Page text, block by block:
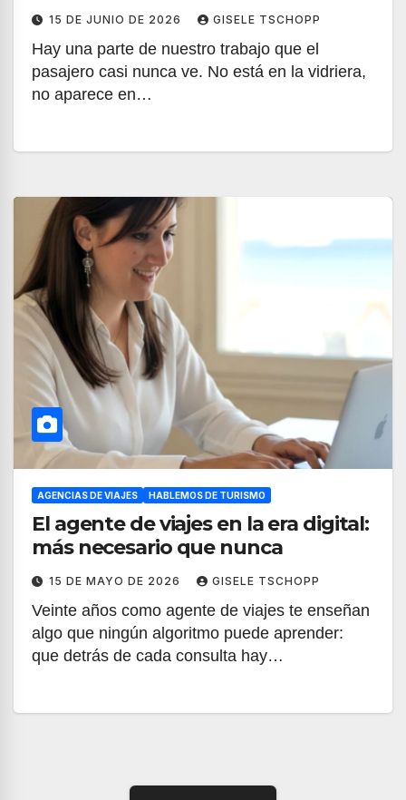
15 DE JUNIO DE 2026 GISELE TSCHOPP
Hay una parte de nuestro trabajo que el
pasajero casi nunca ve. No está en la vidriera,
no aparece en…
AGENCIAS DE VIAJES HABLEMOS DE TURISMO
El agente de viajes en la era digital:
más necesario que nunca
15 DE MAYO DE 2026 GISELE TSCHOPP
Veinte años como agente de viajes te enseñan
algo que ningún algoritmo puede aprender:
que detrás de cada consulta hay…